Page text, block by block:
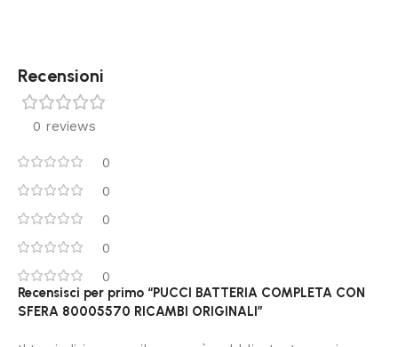
Recensioni
0 reviews
0
0
0
0
0
Recensisci per primo “PUCCI BATTERIA COMPLETA CON
SFERA 80005570 RICAMBI ORIGINALI”